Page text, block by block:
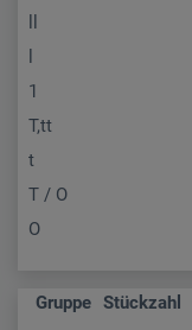
1
T,tt
t
T / O
O
Gruppe Stückzahl